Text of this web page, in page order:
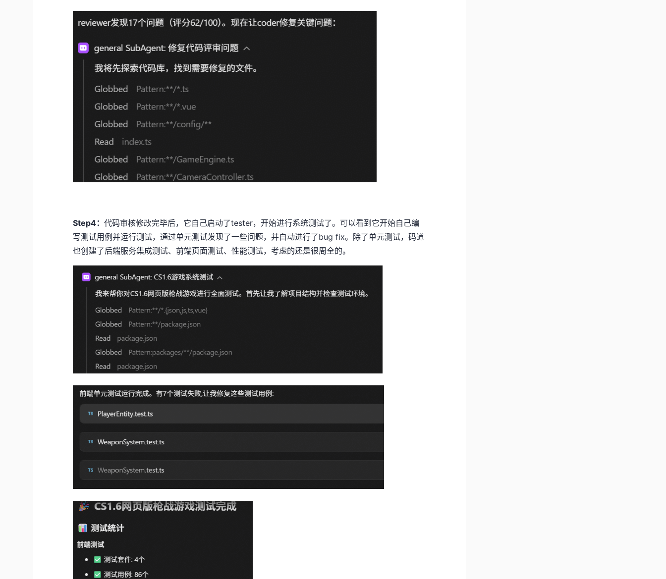
Step4：代码审核修改完毕后，它自己启动了tester，开始进行系统测试了。可以看到它开始自己编
写测试用例并运行测试，通过单元测试发现了一些问题，并自动进行了bug fix。除了单元测试，码道
也创建了后端服务集成测试、前端页面测试、性能测试，考虑的还是很周全的。